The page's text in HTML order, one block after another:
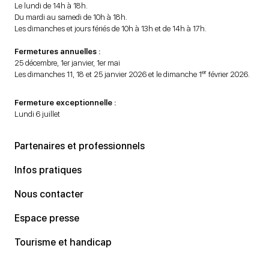
Le lundi de 14h à 18h.
Du mardi au samedi de 10h à 18h.
Les dimanches et jours fériés de 10h à 13h et de 14h à 17h.
Fermetures annuelles :
25 décembre, 1er janvier, 1er mai
Les dimanches 11, 18 et 25 janvier 2026 et le dimanche 1er février 2026.
Fermeture exceptionnelle :
Lundi 6 juillet
Partenaires et professionnels
Infos pratiques
Nous contacter
Espace presse
Tourisme et handicap